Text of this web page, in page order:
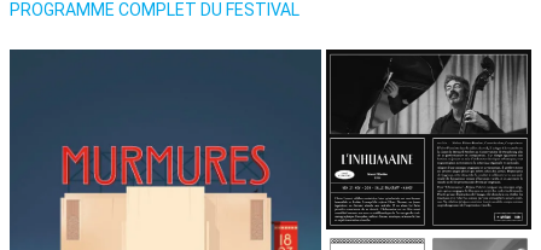
PROGRAMME COMPLET DU FESTIVAL